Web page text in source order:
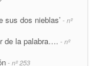
sus dos nieblas’ - nº
de la palabra…. - nº
- nº 253